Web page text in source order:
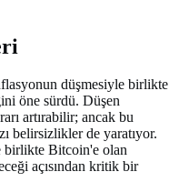
düşmesiyle birlikte
öne sürdü. Düşen
artırabilir; ancak bu
belirsizlikler de yaratıyor.
birlikte Bitcoin'e olan
açısından kritik bir